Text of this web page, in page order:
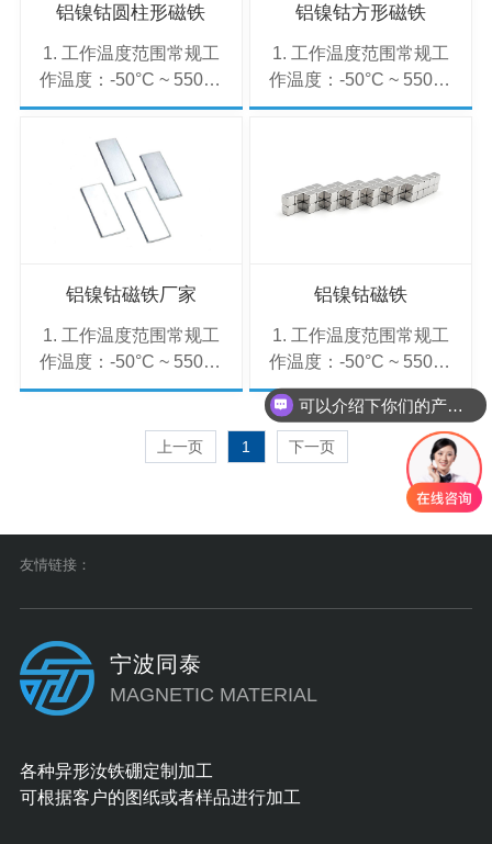
铝镍钴圆柱形磁铁
1. 工作温度范围常规工
作温度：-50°C ~ 550°C
短期峰值温度：可达
暴露）。特点：高温下
磁性能衰减较小（优于
钕铁硼）。低矫顽力，
但对温度变化的敏感性
能铝镍钴磁铁按成分和
型等级如下：等级···
铝镍钴方形磁铁
1. 工作温度范围常规工
作温度：-50°C ~ 550°C
短期峰值温度：可达
磁性能衰减较小（优于
钕铁硼）。低矫顽力，
能铝镍钴磁铁按成分和
型等级如下：等级···
铝镍钴磁铁厂家
1. 工作温度范围常规工
作温度：-50°C ~ 550°C
短期峰值温度：可达
暴露）。特点：高温下
磁性能衰减较小（优于
能铝镍钴磁铁按成分和
铝镍钴磁铁
1. 工作温度范围常规工
作温度：-50°C ~ 550°C
短期峰值温度：可达
600°C（需避免长时间
暴露）。特点：高温下
磁性能衰减较小（优于
钕铁硼）。低矫顽力，
但对温度变化的敏感性
上一页 1 下一页
友情链接：
宁波同泰
MAGNETIC MATERIAL
各种异形汝铁硼定制加工
可根据客户的图纸或者样品进行加工
可以介绍下你们的产品么